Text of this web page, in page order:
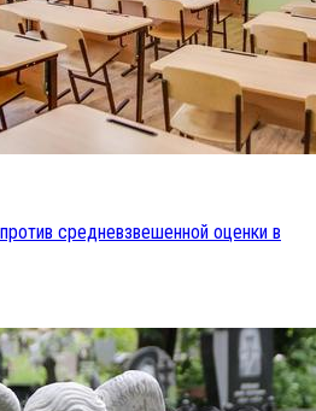
средневзвешенной оценки в